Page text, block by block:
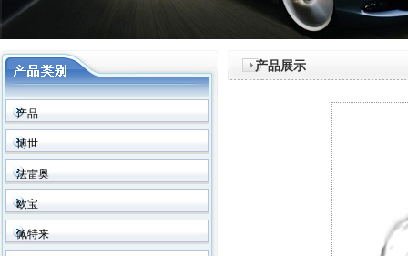
产品
博世
法雷奥
欧宝
佩特来
产品展示